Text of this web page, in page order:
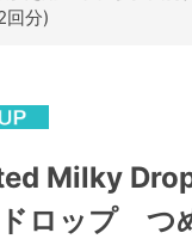
分)
Milky
ロップ つ